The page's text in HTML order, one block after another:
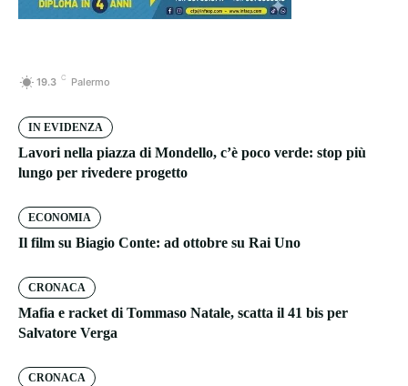
19.3 C Palermo
IN EVIDENZA
Lavori nella piazza di Mondello, c’è poco verde: stop più
lungo per rivedere progetto
ECONOMIA
Il film su Biagio Conte: ad ottobre su Rai Uno
CRONACA
Mafia e racket di Tommaso Natale, scatta il 41 bis per
Salvatore Verga
CRONACA